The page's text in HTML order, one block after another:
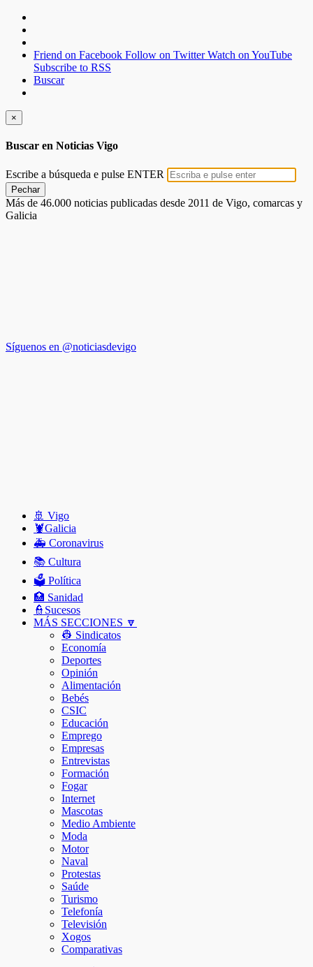
Friend on Facebook Follow on Twitter Watch on YouTube
Subscribe to RSS
Buscar
×
Buscar en Noticias Vigo
Escribe a búsqueda e pulse ENTER
Pechar
Más de 46.000 noticias publicadas desde 2011 de Vigo, comarcas y
Galicia
Síguenos en @noticiasdevigo
🚢 Vigo
🦞️Galicia
🚑 Coronavirus
📚 Cultura
🗳️ Política
🏥 Sanidad
👮Sucesos
MÁS SECCIONES 🔽
👷 Sindicatos
Economía
Deportes
Opinión
Alimentación
Bebés
CSIC
Educación
Emprego
Empresas
Entrevistas
Formación
Fogar
Internet
Mascotas
Medio Ambiente
Moda
Motor
Naval
Protestas
Saúde
Turismo
Telefonía
Televisión
Xogos
Comparativas